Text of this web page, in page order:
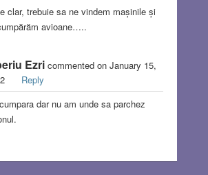
clar, trebuie sa ne vindem mașinile și
avioane…..
Ezricommented on January 15,
Reply
dar nu am unde sa parchez